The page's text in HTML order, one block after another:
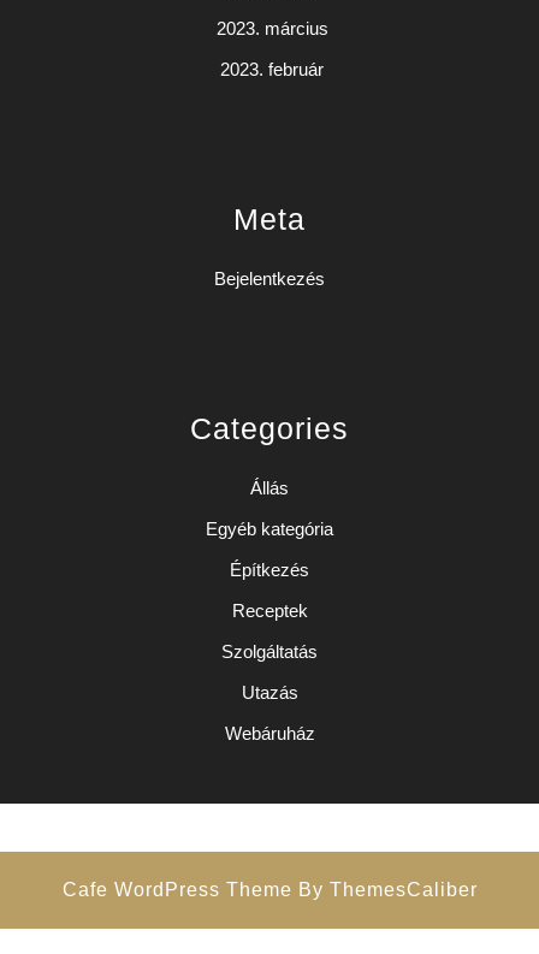
2023. március
2023. február
Meta
Bejelentkezés
Categories
Állás
Egyéb kategória
Építkezés
Receptek
Szolgáltatás
Utazás
Webáruház
Cafe WordPress Theme By ThemesCaliber